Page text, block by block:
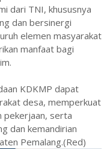
dari TNI, khususnya
dan bersinergi
elemen masyarakat
manfaat bagi
KDKMP dapat
desa, memperkuat
pekerjaan, serta
dan kemandirian
Pemalang.(Red)